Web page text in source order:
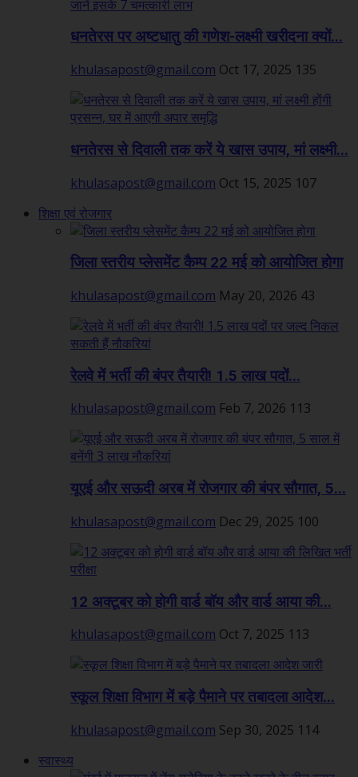
धनतेरस पर अष्टधातु की गणेश-लक्ष्मी खरीदना क्यों...
khulasapost@gmail.com Oct 17, 2025 135
धनतेरस से दिवाली तक करें ये खास उपाय, मां लक्ष्मी...
khulasapost@gmail.com Oct 15, 2025 107
शिक्षा एवं रोजगार
जिला स्तरीय प्लेसमेंट कैम्प 22 मई को आयोजित होगा
khulasapost@gmail.com May 20, 2026 43
रेलवे में भर्ती की बंपर तैयारी! 1.5 लाख पदों...
khulasapost@gmail.com Feb 7, 2026 113
यूएई और सऊदी अरब में रोजगार की बंपर सौगात, 5...
khulasapost@gmail.com Dec 29, 2025 100
12 अक्टूबर को होगी वार्ड बॉय और वार्ड आया की...
khulasapost@gmail.com Oct 7, 2025 113
स्कूल शिक्षा विभाग में बड़े पैमाने पर तबादला आदेश...
khulasapost@gmail.com Sep 30, 2025 114
स्वास्थ्य